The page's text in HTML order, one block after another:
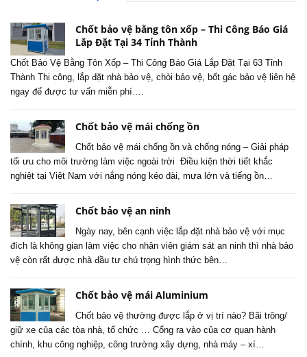
Chốt bảo vệ bằng tôn xốp – Thi Công Báo Giá
Lắp Đặt Tại 34 Tỉnh Thành
Chốt Bảo Vệ Bằng Tôn Xốp – Thi Công Báo Giá Lắp Đặt Tại 63 Tỉnh
Thành Thi công, lắp đặt nhà bảo vệ, chòi bảo vệ, bốt gác bảo vệ liên hệ
ngay để được tư vấn miễn phí….
Chốt bảo vệ mái chống ồn
Chốt bảo vệ mái chống ồn và chống nóng – Giải pháp
tối ưu cho môi trường làm việc ngoài trời Điều kiện thời tiết khắc
nghiệt tại Việt Nam với nắng nóng kéo dài, mưa lớn và tiếng ồn…
Chốt bảo vệ an ninh
Ngày nay, bên cạnh việc lắp đặt nhà bảo vệ với mục
đích là không gian làm việc cho nhân viên giám sát an ninh thì nhà bảo
vệ còn rất được nhà đầu tư chú trọng hình thức bên…
Chốt bảo vệ mái Aluminium
Chốt bảo vệ thường được lắp ở vị trí nào? Bãi trông/
giữ xe của các tòa nhà, tổ chức … Cổng ra vào của cơ quan hành
chính, khu công nghiệp, công trường xây dựng, nhà máy – xí…